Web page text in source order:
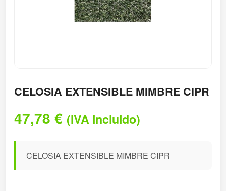
CELOSIA EXTENSIBLE MIMBRE CIPR
47,78 € (IVA incluido)
CELOSIA EXTENSIBLE MIMBRE CIPR